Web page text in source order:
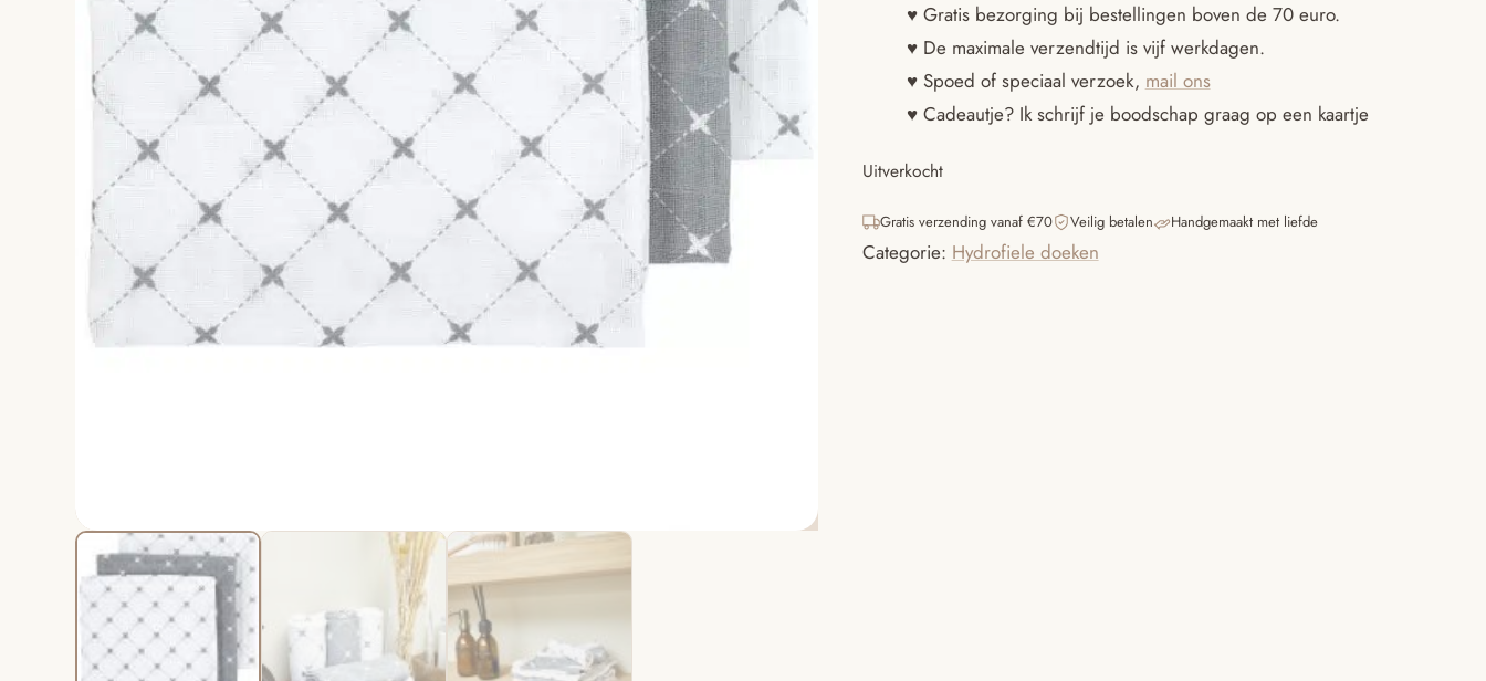
♥ Gratis bezorging bij bestellingen boven de 70 euro.
♥ De maximale verzendtijd is vijf werkdagen.
♥ Spoed of speciaal verzoek, mail ons
♥ Cadeautje? Ik schrijf je boodschap graag op een kaartje
Uitverkocht
Gratis verzending vanaf €70 Veilig betalen Handgemaakt met liefde
Categorie: Hydrofiele doeken